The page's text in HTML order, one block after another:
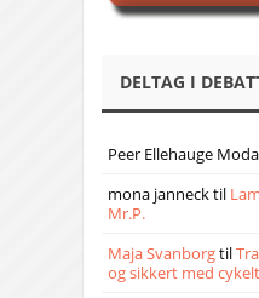
DELTAG I
Peer Ellehauge Moda
mona jannecktil
Mr.P.
Maja Svanborgtil
og sikkert med